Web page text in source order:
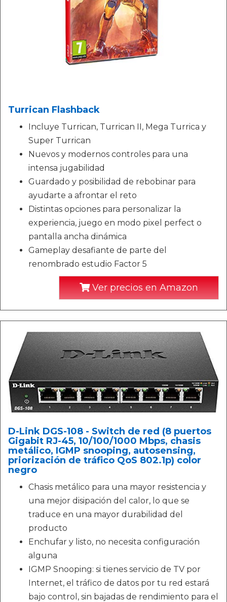
Turrican Flashback
Incluye Turrican, Turrican II, Mega Turrica y
Super Turrican
Nuevos y modernos controles para una
intensa jugabilidad
Guardado y posibilidad de rebobinar para
ayudarte a afrontar el reto
Distintas opciones para personalizar la
experiencia, juego en modo pixel perfect o
pantalla ancha dinámica
Gameplay desafiante de parte del
renombrado estudio Factor 5
Ver precios en Amazon
D-Link DGS-108 - Switch de red (8 puertos
Gigabit RJ-45, 10/100/1000 Mbps, chasis
metálico, IGMP snooping, autosensing,
priorización de tráfico QoS 802.1p) color
negro
Chasis metálico para una mayor resistencia y
una mejor disipación del calor, lo que se
traduce en una mayor durabilidad del
producto
Enchufar y listo, no necesita configuración
alguna
IGMP Snooping: si tienes servicio de TV por
Internet, el tráfico de datos por tu red estará
bajo control, sin bajadas de rendimiento para el